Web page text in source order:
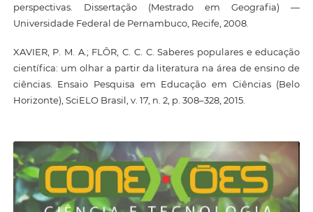
perspectivas. Dissertação (Mestrado em Geografia) —
Universidade Federal de Pernambuco, Recife, 2008.
XAVIER, P. M. A.; FLÔR, C. C. C. Saberes populares e educação
científica: um olhar a partir da literatura na área de ensino de
ciências. Ensaio Pesquisa em Educação em Ciências (Belo
Horizonte), SciELO Brasil, v. 17, n. 2, p. 308–328, 2015.